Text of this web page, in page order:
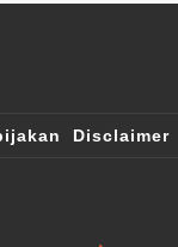
Disclaimer